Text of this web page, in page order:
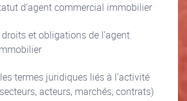
d’agent commercial immobilier
et obligations de l’agent
termes juridiques liés à l’activité
acteurs, marchés, contrats)